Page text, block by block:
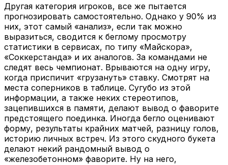
Другая категория игроков, все же пытается
прогнозировать самостоятельно. Однако у 90% из
них, этот самый «анализ», если так можно
выразиться, сводится к беглому просмотру
статистики в сервисах, по типу «Майскора»,
«Соккерстанда» и их аналогов. За командами не
следят весь чемпионат. Врываются на одну игру,
когда приспичит «грузануть» ставку. Смотрят на
места соперников в таблице. Сугубо из этой
информации, а также неких стереотипов,
зацепившихся в памяти, делают вывод о фаворите
предстоящего поединка. Иногда бегло оценивают
форму, результаты крайних матчей, разницу голов,
историю личных встреч. Из этого скудного букета
делают некий рандомный вывод о
«железобетонном» фаворите. Ну на него,